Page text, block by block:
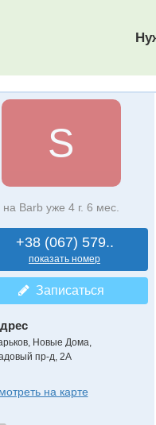
S
на Barb уже 4 г. 6 мес.
+38 (067) 579..
показать номер
Записаться
Новые Дома,
пр-д, 2А
на карте